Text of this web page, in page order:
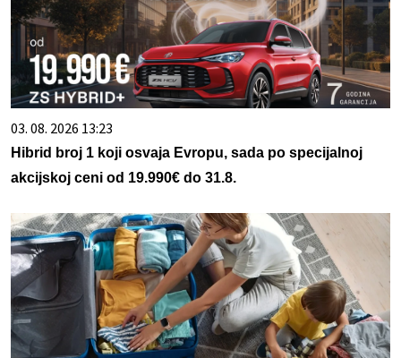
03. 08. 2026 13:23
Hibrid broj 1 koji osvaja Evropu, sada po specijalnoj
akcijskoj ceni od 19.990€ do 31.8.